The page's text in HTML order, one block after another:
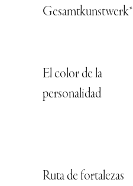
Gesamtkunstwerk*
El color de la
personalidad
Ruta de fortalezas